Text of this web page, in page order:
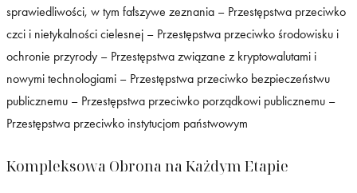
sprawiedliwości, w tym fałszywe zeznania – Przestępstwa przeciwko
czci i nietykalności cielesnej – Przestępstwa przeciwko środowisku i
ochronie przyrody – Przestępstwa związane z kryptowalutami i
nowymi technologiami – Przestępstwa przeciwko bezpieczeństwu
publicznemu – Przestępstwa przeciwko porządkowi publicznemu –
Przestępstwa przeciwko instytucjom państwowym
Kompleksowa Obrona na Każdym Etapie